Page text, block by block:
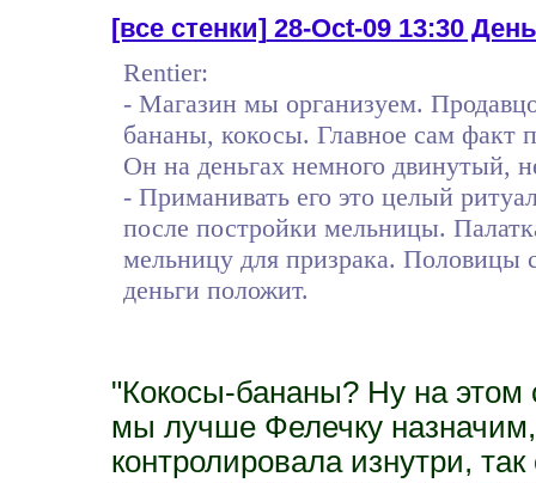
[все стенки]28-Oct-09 13:30
Rentier:
- Магазин мы организуем.
бананы, кокосы. Главное сам факт
Он на деньгах немного двинутый,
- Приманивать его это целый
после постройки мельницы.
мельницу для призрака.
деньги положит.
"Кокосы-бананы? Ну на
мы лучше Фелечку
контролировала изнутри,